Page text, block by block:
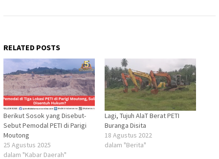
RELATED POSTS
Berikut Sosok yang Disebut-
Sebut Pemodal PETI di Parigi
Moutong
25 Agustus 2025
dalam "Kabar Daerah"
Lagi, Tujuh AlaT Berat PETI
Buranga Disita
18 Agustus 2022
dalam "Berita"